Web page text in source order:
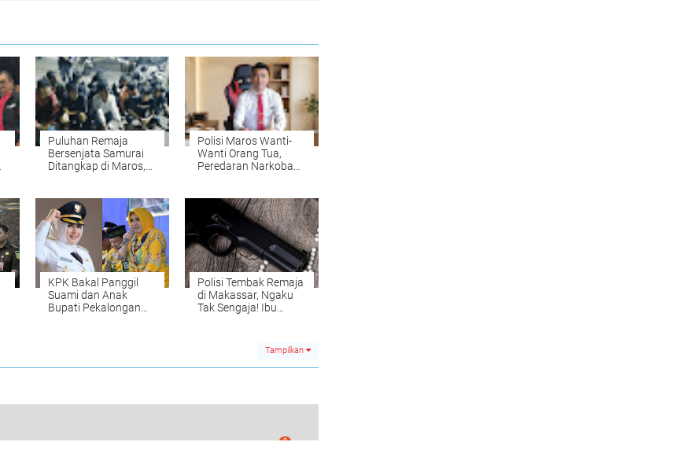
Puluhan Remaja
Bersenjata Samurai
Ditangkap di Maros,
Busur
Polisi Maros Wanti-
Wanti Orang Tua,
Peredaran Narkoba
KPK Bakal Panggil
Suami dan Anak
Bupati Pekalongan
Polisi Tembak Remaja
di Makassar, Ngaku
Tak Sengaja! Ibu
Tampilkan
0